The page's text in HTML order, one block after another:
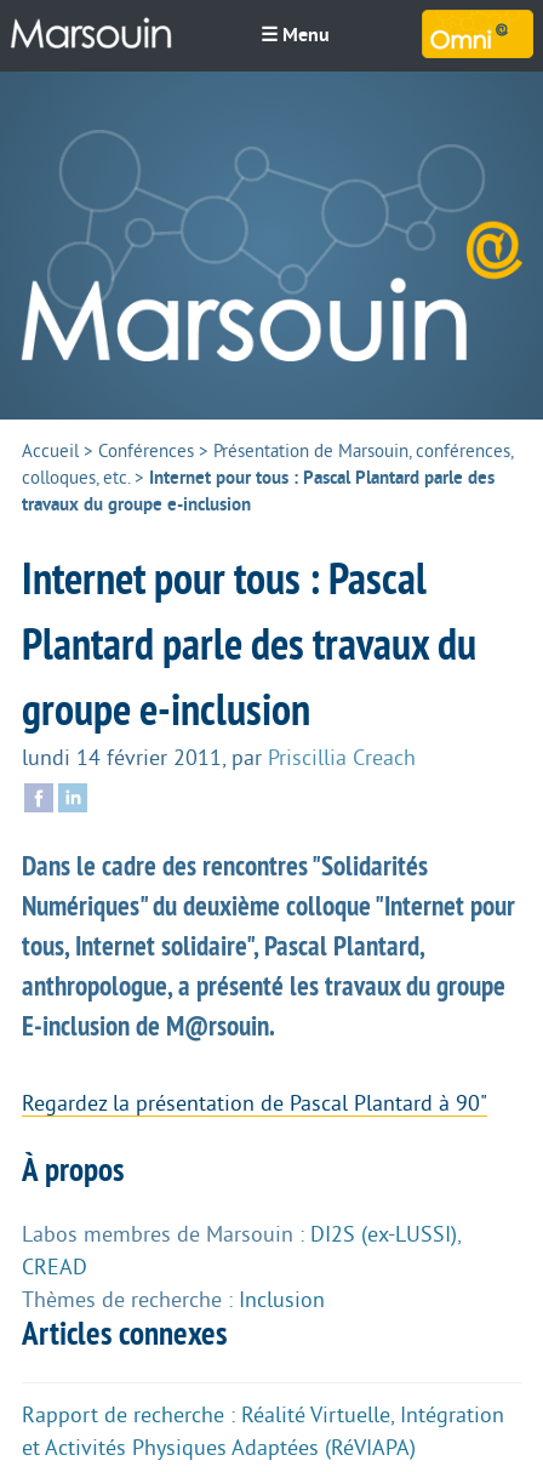
☰ Menu
Accueil> Conférences > Présentation de Marsouin, conférences,
colloques, etc.> Internet pour tous : Pascal Plantard parle des
travaux du groupe e-inclusion
Internet pour tous : Pascal
Plantard parle des travaux du
groupe e-inclusion
lundi 14 février 2011, par Priscillia Creach
Dans le cadre des rencontres "Solidarités
Numériques" du deuxième colloque "Internet pour
tous, Internet solidaire", Pascal Plantard,
anthropologue, a présenté les travaux du groupe
E-inclusion de M@rsouin.
Regardez la présentation de Pascal Plantard à 90"
À propos
Labos membres de Marsouin : DI2S (ex-LUSSI)
CREAD
Thèmes de recherche : Inclusion
Articles connexes
Rapport de recherche : Réalité Virtuelle, Intégration
et Activités Physiques Adaptées (RéVIAPA)